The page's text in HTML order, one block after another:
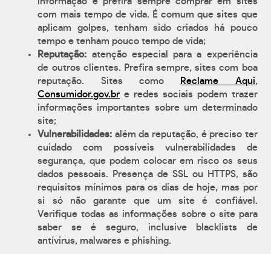
com mais tempo de vida. É comum que sites que
aplicam golpes, tenham sido criados há pouco
tempo e tenham pouco tempo de vida;
Reputação: atenção especial para a experiência
de outros clientes. Prefira sempre, sites com boa
reputação. Sites como
Reclame Aqui,
Consumidor.gov.br e redes sociais podem trazer
informações importantes sobre um determinado
site;
Vulnerabilidades: além da reputação, é preciso ter
cuidado com possíveis vulnerabilidades de
segurança, que podem colocar em risco os seus
dados pessoais. Presença de SSL ou HTTPS, são
requisitos mínimos para os dias de hoje, mas por
si só não garante que um site é confiável.
Verifique todas as informações sobre o site para
saber se é seguro, inclusive blacklists de
antívirus, malwares e phishing.